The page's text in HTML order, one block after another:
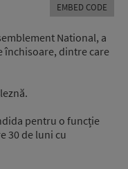
EMBED CODE
National, a
închisoare, dintre care
pentru o funcție
30 de luni cu